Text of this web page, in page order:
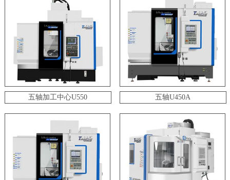
五轴加工中心U550 五轴U450A